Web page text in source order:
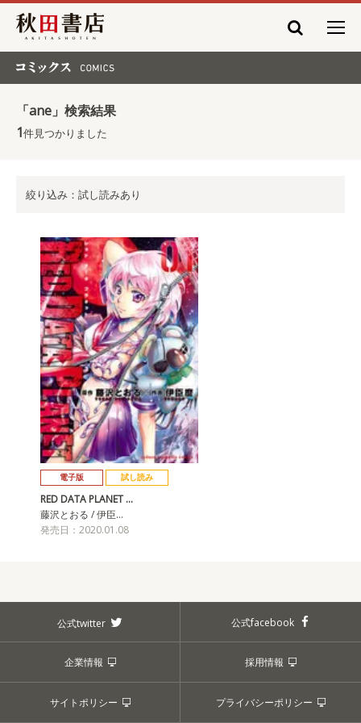
秋田書店
「ane」検索結果
1件見つかりました
絞り込み：試し読みあり
電子版 試し読み
RED DATA PLANET …
藤沢とおる / 伊臣…
発売日：2020.01.08
公式twitter 公式facebook
企業情報 採用情報
サイトポリシー プライバシーポリシー